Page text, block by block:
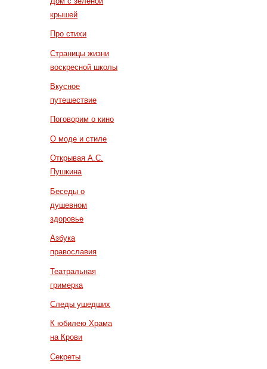
крышей
Про стихи
Страницы жизни
воскресной школы
Вкусное
путешествие
Поговорим о кино
О моде и стиле
Открывая А.С.
Пушкина
Беседы о
душевном
здоровье
Азбука
православия
Театральная
гримерка
Следы ушедших
К юбилею Храма
на Крови
Секреты